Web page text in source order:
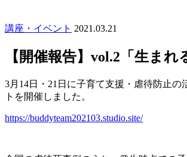
講座・イベント 2021.03.21
【開催報告】vol.2「生ま
3月14日・21日に子育て支援・虐待防止
トを開催しました。
https://buddyteam202103.studio.site/